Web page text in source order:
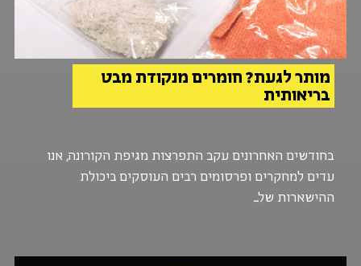
מותר לגעת? חומרים מנקודת מבט
בריאותית
בחודשים האחרונים עקב התפרצות מגיפת הקורונה, אנו
עדים למחקרים ופרסומים רבים העוסקים ביכולת
ההישארות של...